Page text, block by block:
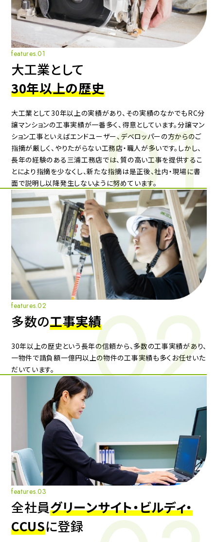
features.01
大工業として
30年以上の歴史
大工業として30年以上の実績があり、その実績のなかでもRC分
譲マンションの工事実績が一番多く、得意としています。分譲マン
ション工事といえばエンドユーザー、デベロッパーの方からのご
指摘が厳しく、やりたがらない工務店・職人が多いです。しかし、
長年の経験のある三浦工務店では、質の高い工事を提供するこ
とにより指摘を少なくし、新たな指摘は是正後、社内・現場に書
面で説明し以降発生しないように努めています。
features.02
多数の工事実績
30年以上の歴史という長年の信頼から、多数の工事実績があり、
一物件で請負額一億円以上の物件の工事実績も多くお任せいた
だいています。
features.03
全社員グリーンサイト・ビルディ・
CCUSに登録